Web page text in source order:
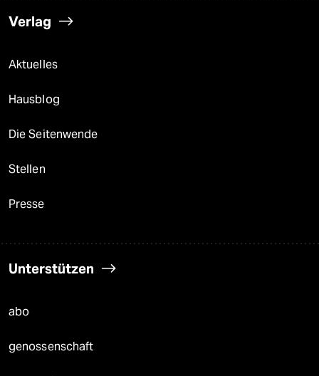
Verlag
Aktuelles
Hausblog
Die Seitenwende
Stellen
Presse
Unterstützen
abo
genossenschaft